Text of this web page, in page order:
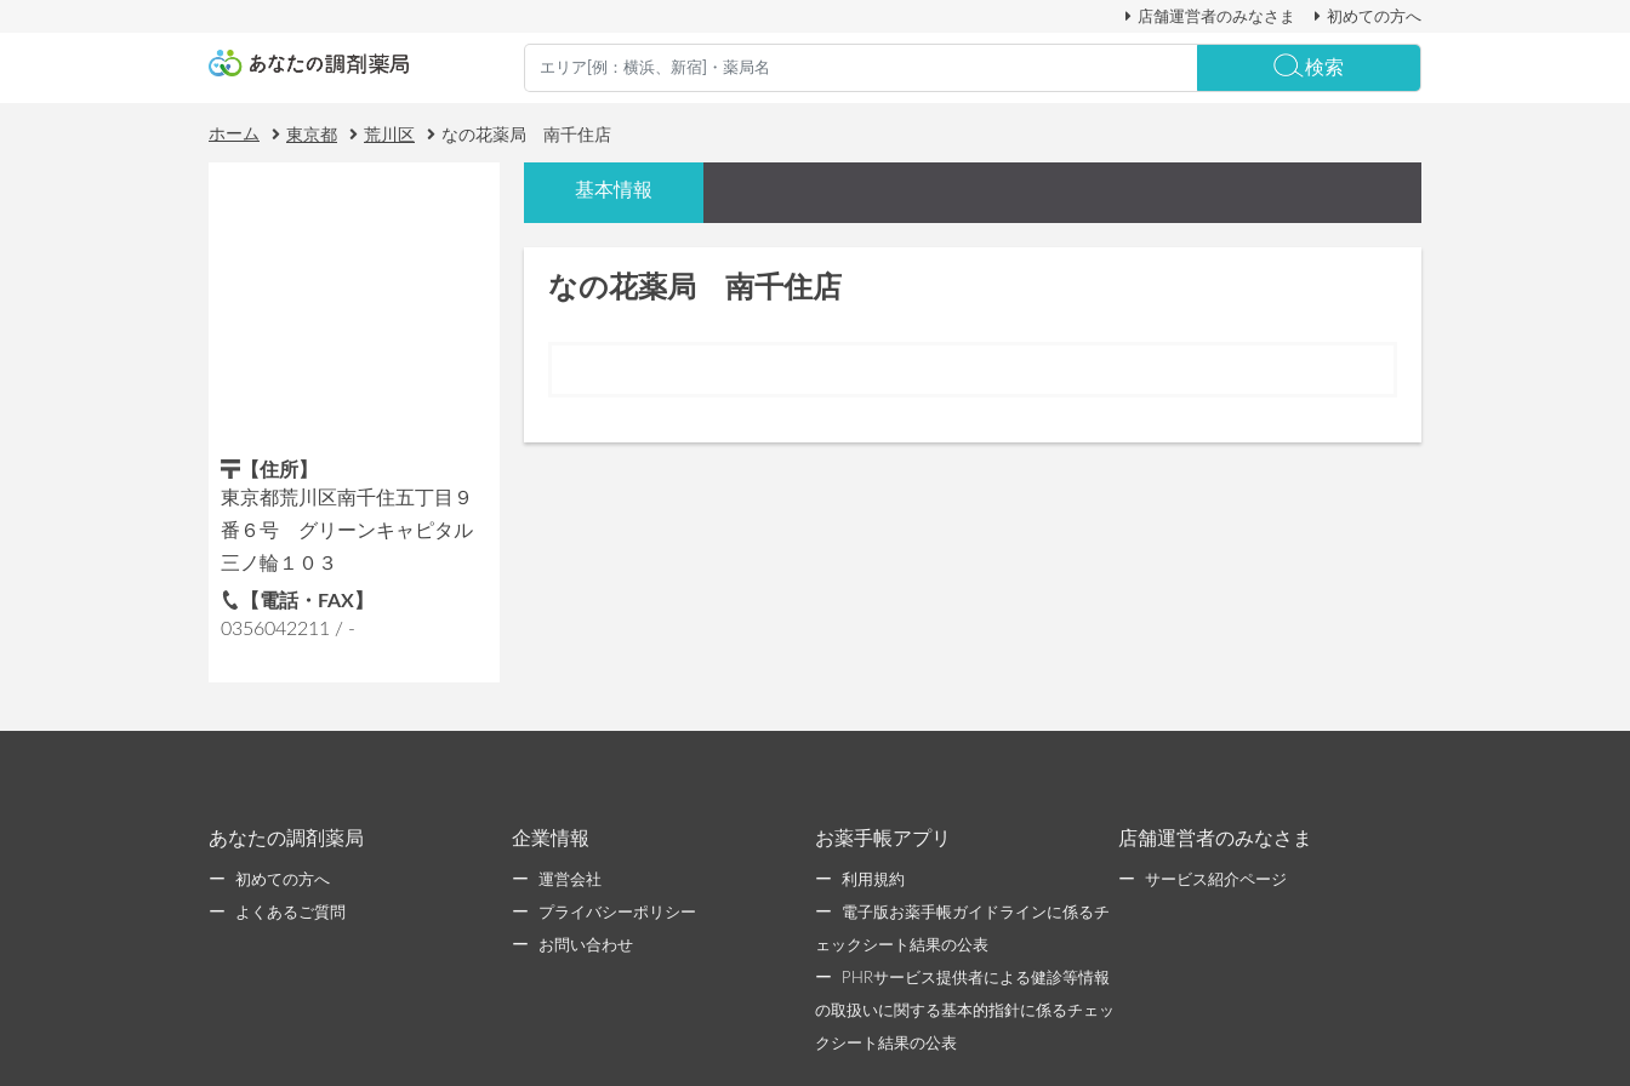
店舗運営者のみなさま 初めての方へ
検索
ホーム 東京都 荒川区 なの花薬局 南千住店
【住所】
東京都荒川区南千住五丁目９
番６号 グリーンキャピタル
三ノ輪１０３
【電話・FAX】
0356042211 / -
基本情報
なの花薬局 南千住店
あなたの調剤薬局
初めての方へ
よくあるご質問
企業情報
運営会社
プライバシーポリシー
お問い合わせ
お薬手帳アプリ
利用規約
電子版お薬手帳ガイドラインに係るチ
ェックシート結果の公表
PHRサービス提供者による健診等情報
の取扱いに関する基本的指針に係るチェッ
クシート結果の公表
店舗運営者のみなさま
サービス紹介ページ